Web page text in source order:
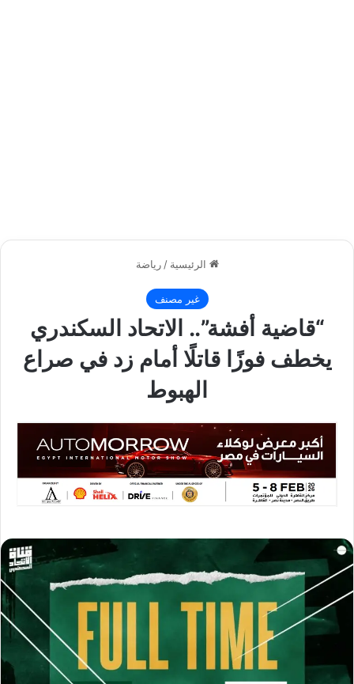
الرئيسية / رياضة
غير مصنف
“قاضية أفشة”.. الاتحاد السكندري
يخطف فوزًا قاتلًا أمام زد في صراع
الهبوط